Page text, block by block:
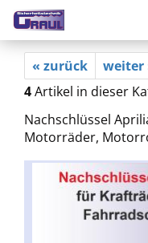
« zurück weiter
4Artikel in dieser
Nachschlüssel
Motorräder,